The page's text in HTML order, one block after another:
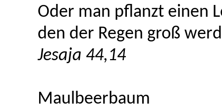
Oder man pflanzt einen
den der Regen groß
Jesaja 44,14
Maulbeerbaum